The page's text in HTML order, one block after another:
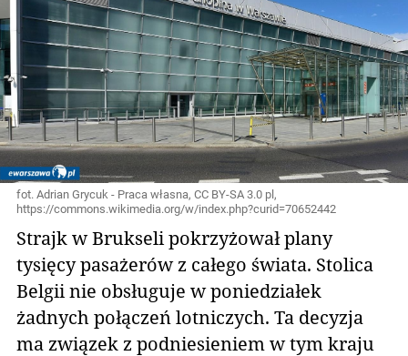
fot. Adrian Grycuk - Praca własna, CC BY-SA 3.0 pl,
https://commons.wikimedia.org/w/index.php?curid=70652442
Strajk w Brukseli pokrzyżował plany
tysięcy pasażerów z całego świata. Stolica
Belgii nie obsługuje w poniedziałek
żadnych połączeń lotniczych. Ta decyzja
ma związek z podniesieniem w tym kraju